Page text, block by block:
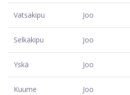
Vatsakipu Joo
Selkäkipu Joo
Yskä Joo
Kuume Joo